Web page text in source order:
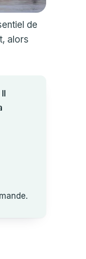
de
alors